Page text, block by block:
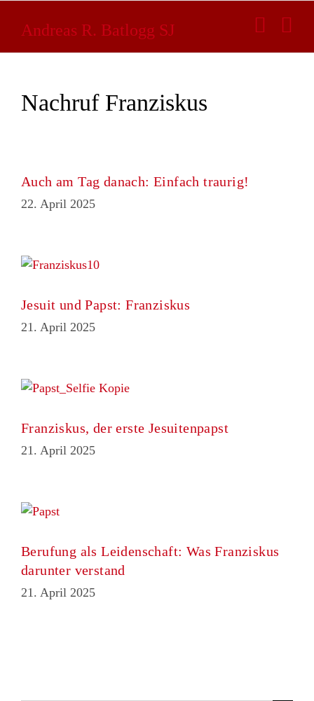
InhaltAndreas R. Batlogg SJ
Nachruf Franziskus
Auch am Tag danach: Einfach traurig!
22. April 2025
Jesuit und Papst: Franziskus
21. April 2025
Franziskus, der erste Jesuitenpapst
21. April 2025
Berufung als Leidenschaft: Was Franziskus
darunter verstand
21. April 2025